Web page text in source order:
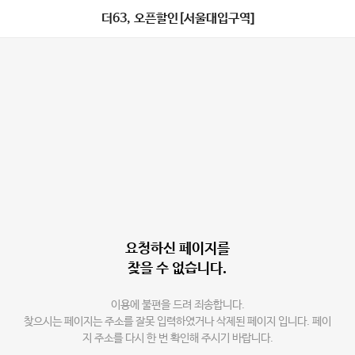
더63, 오픈할인[서울대입구역]
요청하신 페이지를
찾을 수 없습니다.
이용에 불편을 드려 죄송합니다.
찾으시는 페이지는 주소를 잘못 입력하였거나 삭제된 페이지 입니다. 페이
지 주소를 다시 한 번 확인해 주시기 바랍니다.